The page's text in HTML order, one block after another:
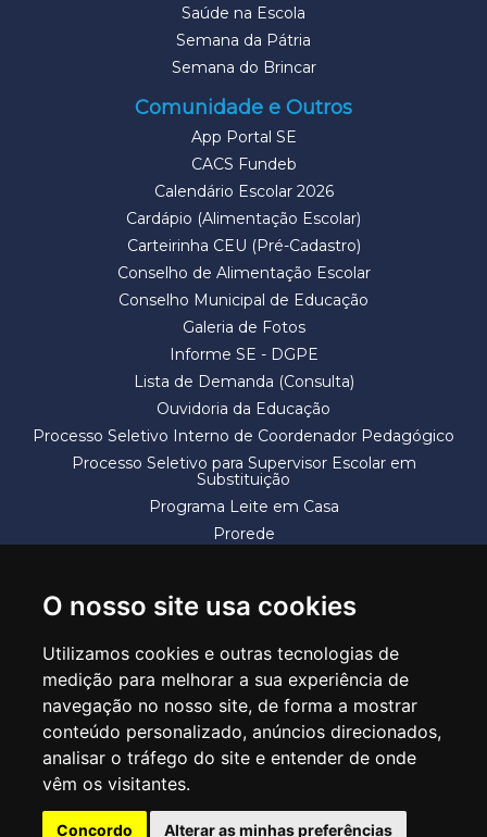
O nosso site usa cookies
Utilizamos cookies e outras tecnologias de
medição para melhorar a sua experiência de
navegação no nosso site, de forma a mostrar
conteúdo personalizado, anúncios direcionados,
analisar o tráfego do site e entender de onde
vêm os visitantes.
Concordo Alterar as minhas preferências
Saúde na Escola
Semana da Pátria
Semana do Brincar
Comunidade e Outros
App Portal SE
CACS Fundeb
Calendário Escolar 2026
Cardápio (Alimentação Escolar)
Carteirinha CEU (Pré-Cadastro)
Conselho de Alimentação Escolar
Conselho Municipal de Educação
Galeria de Fotos
Informe SE - DGPE
Lista de Demanda (Consulta)
Ouvidoria da Educação
Processo Seletivo Interno de Coordenador Pedagógico
Processo Seletivo para Supervisor Escolar em
Substituição
Programa Leite em Casa
Prorede
SECRETARIA DE EDUCAÇÃO
Rua Claudino Barbosa, 313 - Macedo - Guarulhos/SP CEP 07113-040
Central de Atendimento: *55 11 2475-7300